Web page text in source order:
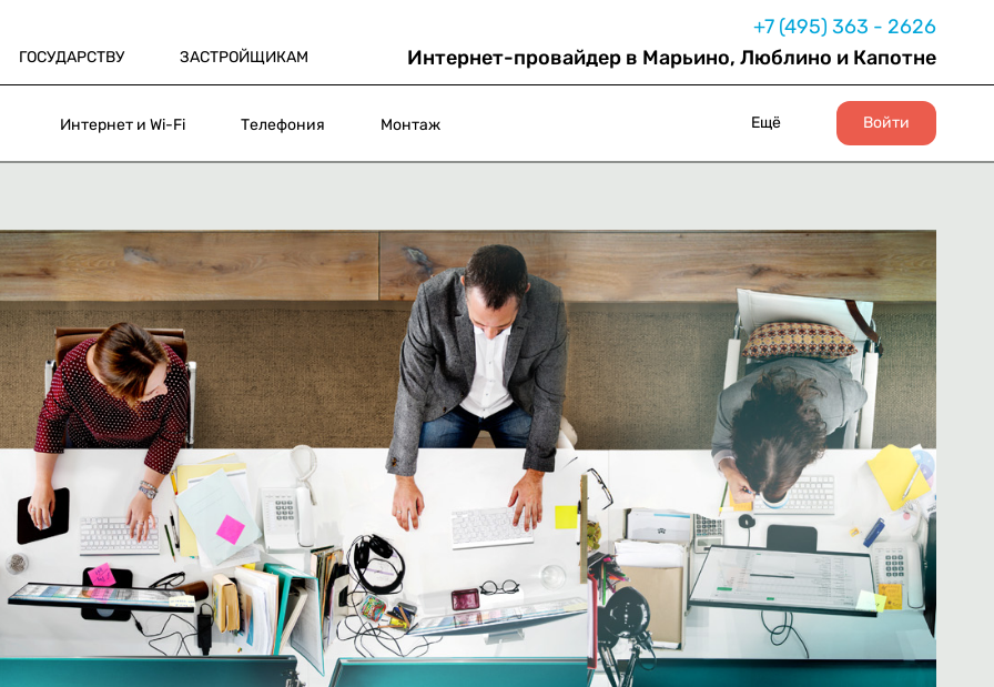
ГОСУДАРСТВУ ЗАСТРОЙЩИКАМ
+7 (495) 363 - 2626
Интернет-провайдер в Марьино, Люблино и Капотне
Интернет и Wi-Fi Телефония Монтаж Ещё Войти